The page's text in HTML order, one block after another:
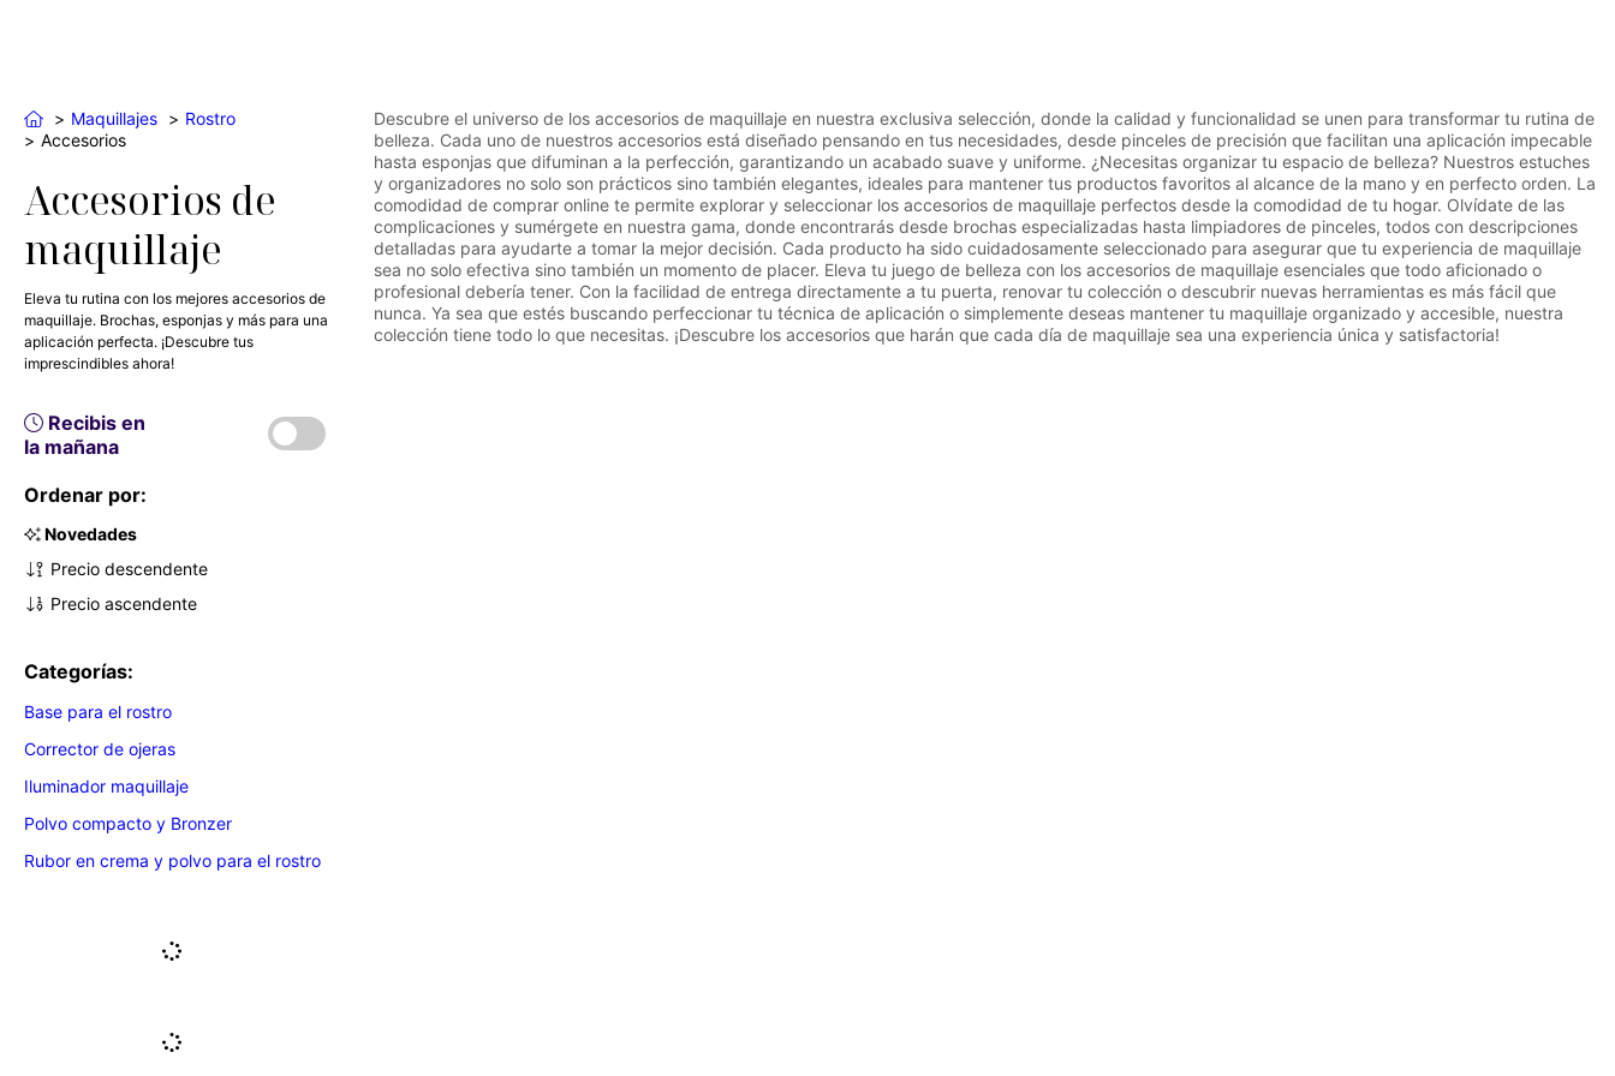
Maquillajes
Rostro
Accesorios
Accesorios de
maquillaje
Eleva tu rutina con los mejores accesorios de
maquillaje. Brochas, esponjas y más para una
aplicación perfecta. ¡Descubre tus
imprescindibles ahora!
Recibis en
la mañana
Ordenar por:
Novedades
Precio descendente
Precio ascendente
Categorías:
Base para el rostro
Corrector de ojeras
Iluminador maquillaje
Polvo compacto y Bronzer
Rubor en crema y polvo para el rostro
Descubre el universo de los accesorios de maquillaje en nuestra exclusiva selección, donde la calidad y funcionalidad se unen para transformar tu rutina de
belleza. Cada uno de nuestros accesorios está diseñado pensando en tus necesidades, desde pinceles de precisión que facilitan una aplicación impecable
hasta esponjas que difuminan a la perfección, garantizando un acabado suave y uniforme. ¿Necesitas organizar tu espacio de belleza? Nuestros estuches
y organizadores no solo son prácticos sino también elegantes, ideales para mantener tus productos favoritos al alcance de la mano y en perfecto orden. La
comodidad de comprar online te permite explorar y seleccionar los accesorios de maquillaje perfectos desde la comodidad de tu hogar. Olvídate de las
complicaciones y sumérgete en nuestra gama, donde encontrarás desde brochas especializadas hasta limpiadores de pinceles, todos con descripciones
detalladas para ayudarte a tomar la mejor decisión. Cada producto ha sido cuidadosamente seleccionado para asegurar que tu experiencia de maquillaje
sea no solo efectiva sino también un momento de placer. Eleva tu juego de belleza con los accesorios de maquillaje esenciales que todo aficionado o
profesional debería tener. Con la facilidad de entrega directamente a tu puerta, renovar tu colección o descubrir nuevas herramientas es más fácil que
nunca. Ya sea que estés buscando perfeccionar tu técnica de aplicación o simplemente deseas mantener tu maquillaje organizado y accesible, nuestra
colección tiene todo lo que necesitas. ¡Descubre los accesorios que harán que cada día de maquillaje sea una experiencia única y satisfactoria!